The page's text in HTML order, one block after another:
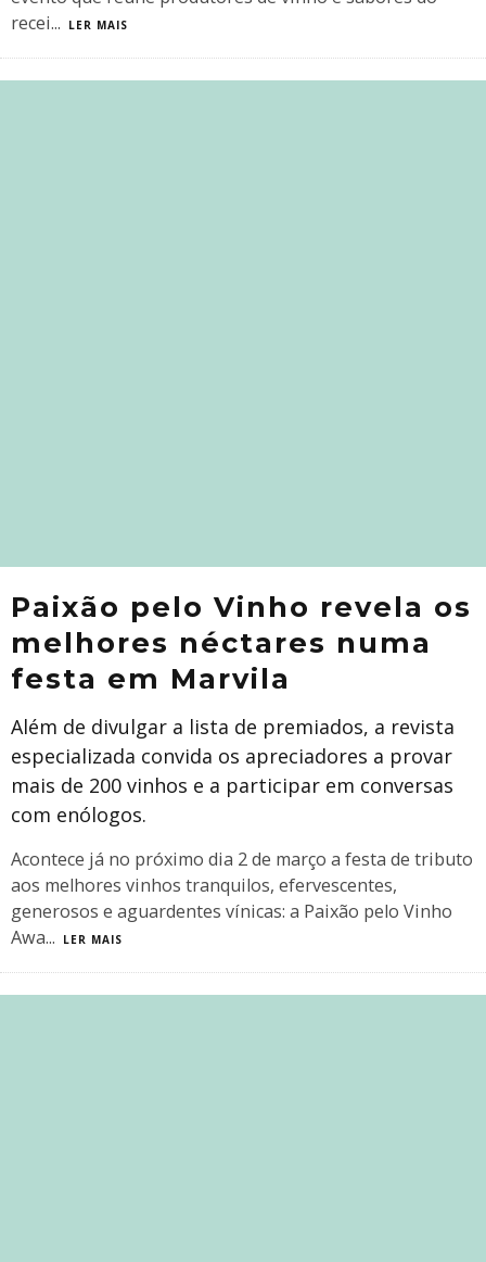
recei... LER MAIS
Paixão pelo Vinho revela os
melhores néctares numa
festa em Marvila
Além de divulgar a lista de premiados, a revista
especializada convida os apreciadores a provar
mais de 200 vinhos e a participar em conversas
com enólogos.
Acontece já no próximo dia 2 de março a festa de tributo
aos melhores vinhos tranquilos, efervescentes,
generosos e aguardentes vínicas: a Paixão pelo Vinho
Awa... LER MAIS